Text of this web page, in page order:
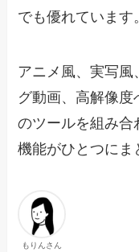
でも優れています
アニメ風、実写風
グ動画、高解像
のツールを組み合
機能がひとつにま
もりんさん